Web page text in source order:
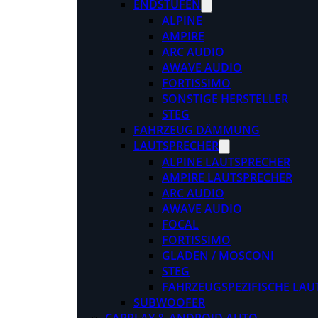
ENDSTUFEN
ALPINE
AMPIRE
ARC AUDIO
AWAVE AUDIO
FORTISSIMO
SONSTIGE HERSTELLER
STEG
FAHRZEUG DÄMMUNG
LAUTSPRECHER
ALPINE LAUTSPRECHER
AMPIRE LAUTSPRECHER
ARC AUDIO
AWAVE AUDIO
FOCAL
FORTISSIMO
GLADEN / MOSCONI
STEG
FAHRZEUGSPEZIFISCHE
SUBWOOFER